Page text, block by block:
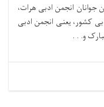
انجمن ادبی هرات،
کشور، یعنی انجمن ادبی
و. . .